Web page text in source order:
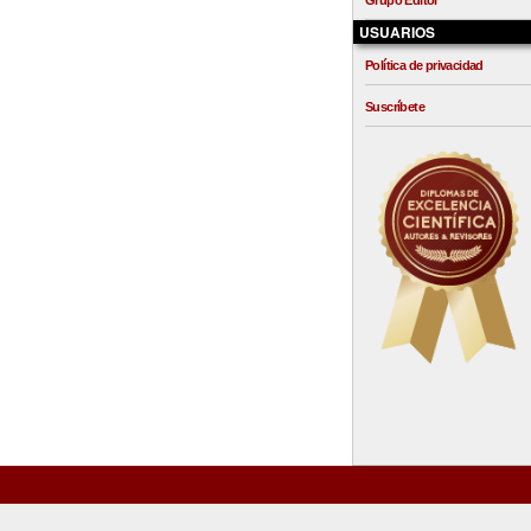
USUARIOS
Política de privacidad
Suscríbete